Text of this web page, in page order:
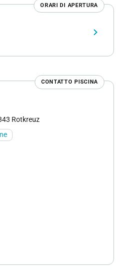
ORARI DI APERTURA
keyboard_arrow_right
CONTATTO PISCINA
Rotkreuz